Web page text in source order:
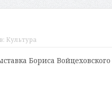
в: Культура
Бориса Войцеховского